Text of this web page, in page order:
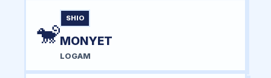
🐒
SHIO
MONYET
LOGAM